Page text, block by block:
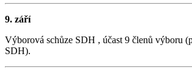
9. září
Výborová schůze SDH , účast 9 členů výboru
SDH).